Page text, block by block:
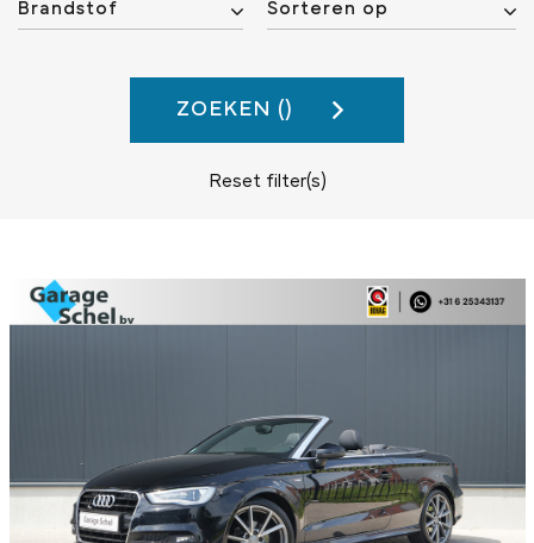
ZOEKEN ()
Reset filter(s)